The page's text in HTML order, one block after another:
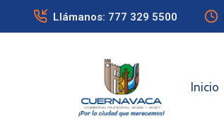
Llámanos: 777 329 5500
Inicio